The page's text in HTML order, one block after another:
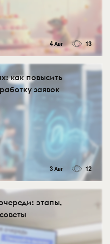
4 Авг 13
как повысить
заявок
3 Авг 12
этапы,